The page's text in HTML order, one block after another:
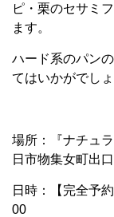
ピ・栗のセサミ
ます。
ハード系のパン
てはいかがでし
場所：『ナチュ
日市物集女町出口
日時：【完全予
00